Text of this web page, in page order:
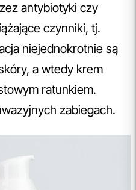
antybiotyki czy
czynniki, tj.
niejednokrotnie są
a wtedy krem
ratunkiem.
zabiegach.